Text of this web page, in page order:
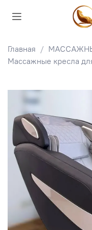
Главная
Массажные кресла